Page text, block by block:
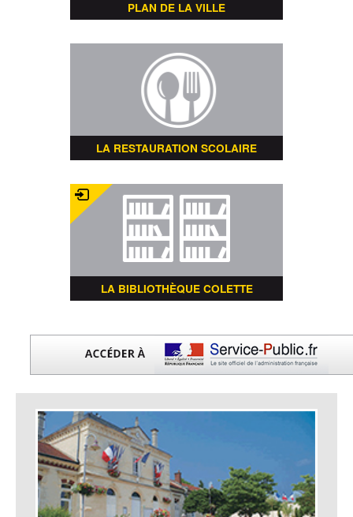
PLAN DE LA VILLE
LA RESTAURATION SCOLAIRE
LA BIBLIOTHÈQUE COLETTE